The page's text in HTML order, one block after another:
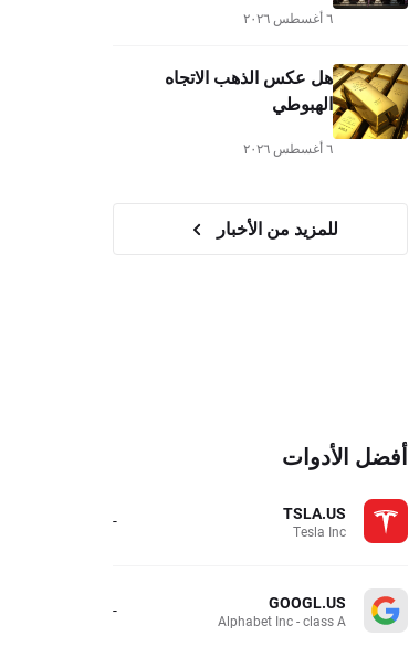
٦ أغسطس ٢٠٢٦
هل عكس الذهب الاتجاه
الهبوطي
٦ أغسطس ٢٠٢٦
للمزيد من الأخبار
أفضل الأدوات
TSLA.US
Tesla Inc
-
GOOGL.US
Alphabet Inc - class A
-